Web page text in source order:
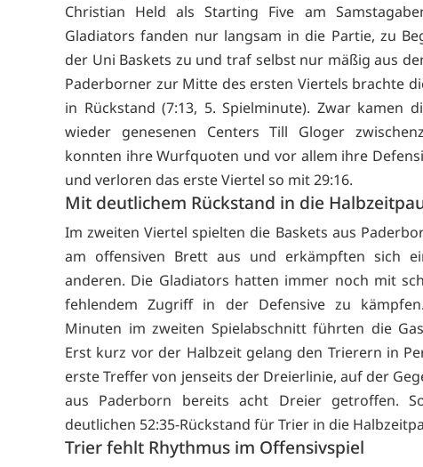
Christian Held als Starting Five am
Gladiators fanden nur langsam in die Partie, zu
der Uni Baskets zu und traf selbst nur mäßig aus
Paderborner zur Mitte des ersten Viertels brachte
in Rückstand (7:13, 5. Spielminute). Zwar kamen
wieder genesenen Centers Till Gloger
konnten ihre Wurfquoten und vor allem ihre
und verloren das erste Viertel so mit 29:16.
Mit deutlichem Rückstand in die
Im zweiten Viertel spielten die Baskets aus
am offensiven Brett aus und erkämpften sich
anderen. Die Gladiators hatten immer noch mit
fehlendem Zugriff in der Defensive zu
Minuten im zweiten Spielabschnitt führten die
Erst kurz vor der Halbzeit gelang den Trierern in
erste Treffer von jenseits der Dreierlinie, auf der
aus Paderborn bereits acht Dreier getroffen.
deutlichen 52:35-Rückstand für Trier in die
Trier fehlt Rhythmus im Offensivspiel